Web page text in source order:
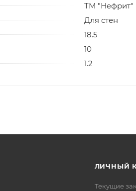
ТМ "Нефрит"
Для стен
18.5
10
1.2
ЛИЧНЫЙ
Текущие